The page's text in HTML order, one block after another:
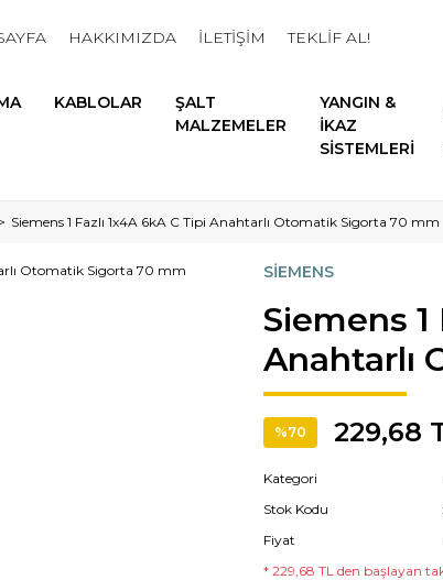
HAKKIMIZDA İLETİŞİM TEKLİF AL!
KABLOLAR
ŞALT
MALZEMELER
YANGIN &
İKAZ
SİSTEMLERİ
Siemens 1 Fazlı 1x4A 6kA C Tipi Anahtarlı Otomatik Sigorta 70 mm
SİEMENS
Siemens 1
Anahtarlı
%70 229,68
Kategori
Stok Kodu
Fiyat
* 229,68 TL den başlayan